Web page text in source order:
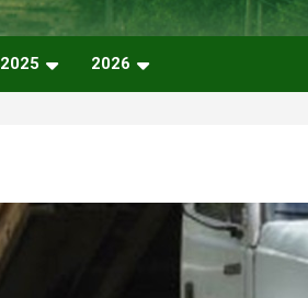
2025 2026